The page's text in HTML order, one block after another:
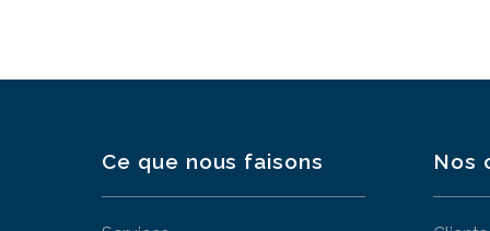
Ce que nous faisons Nos